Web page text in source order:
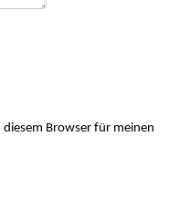
Browser für meinen